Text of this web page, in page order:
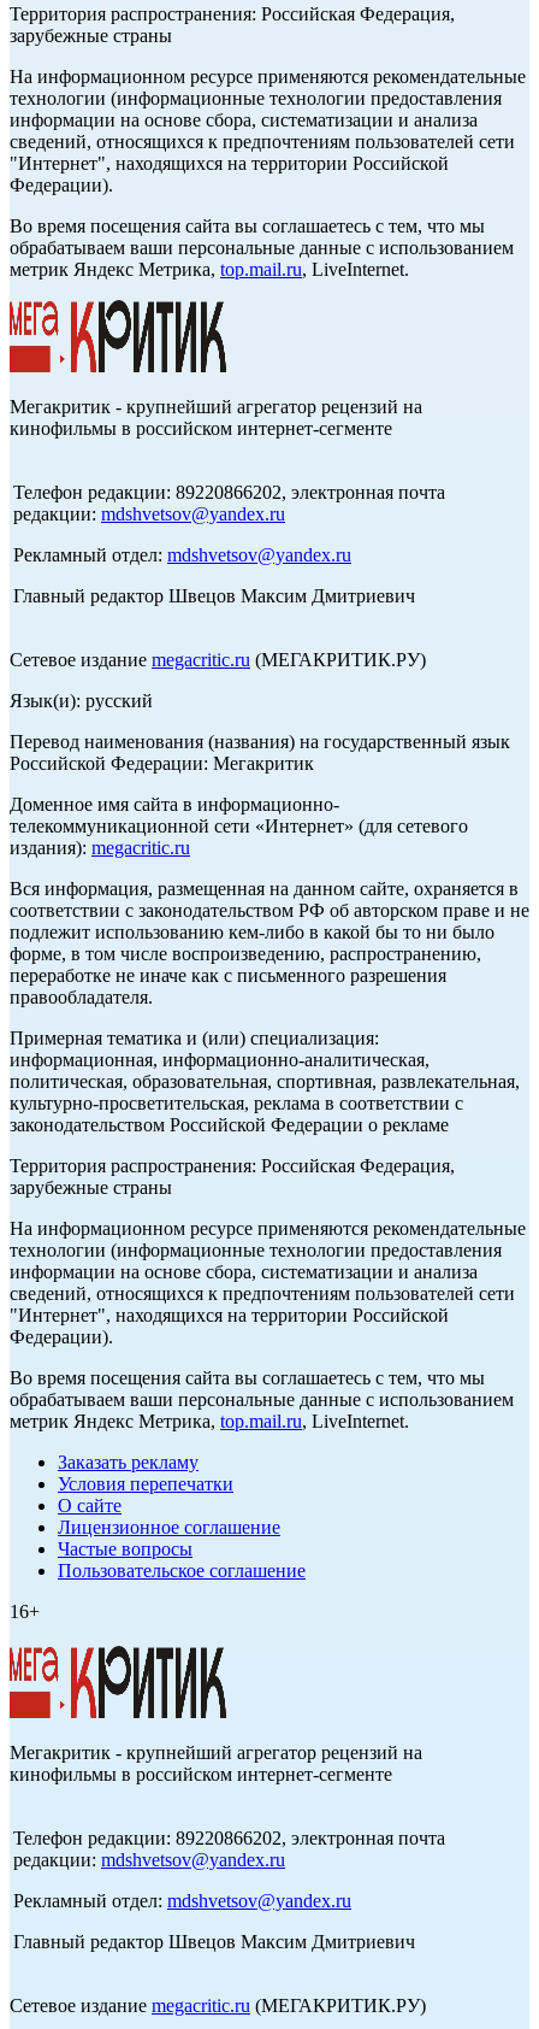
Территория распространения: Российская Федерация,
зарубежные страны
На информационном ресурсе применяются рекомендательные
технологии (информационные технологии предоставления
информации на основе сбора, систематизации и анализа
сведений, относящихся к предпочтениям пользователей сети
"Интернет", находящихся на территории Российской
Федерации).
Во время посещения сайта вы соглашаетесь с тем, что мы
обрабатываем ваши персональные данные с использованием
метрик Яндекс Метрика, top.mail.ru, LiveInternet.
Мегакритик - крупнейший агрегатор рецензий на
кинофильмы в российском интернет-сегменте
Телефон редакции: 89220866202, электронная почта
редакции: mdshvetsov@yandex.ru
Рекламный отдел: mdshvetsov@yandex.ru
Главный редактор Швецов Максим Дмитриевич
Сетевое издание megacritic.ru (МЕГАКРИТИК.РУ)
Язык(и): русский
Перевод наименования (названия) на государственный язык
Российской Федерации: Мегакритик
Доменное имя сайта в информационно-
телекоммуникационной сети «Интернет» (для сетевого
издания): megacritic.ru
Вся информация, размещенная на данном сайте, охраняется в
соответствии с законодательством РФ об авторском праве и не
подлежит использованию кем-либо в какой бы то ни было
форме, в том числе воспроизведению, распространению,
переработке не иначе как с письменного разрешения
правообладателя.
Примерная тематика и (или) специализация:
информационная, информационно-аналитическая,
политическая, образовательная, спортивная, развлекательная,
культурно-просветительская, реклама в соответствии с
законодательством Российской Федерации о рекламе
Территория распространения: Российская Федерация,
зарубежные страны
На информационном ресурсе применяются рекомендательные
технологии (информационные технологии предоставления
информации на основе сбора, систематизации и анализа
сведений, относящихся к предпочтениям пользователей сети
"Интернет", находящихся на территории Российской
Федерации).
Во время посещения сайта вы соглашаетесь с тем, что мы
обрабатываем ваши персональные данные с использованием
метрик Яндекс Метрика, top.mail.ru, LiveInternet.
Заказать рекламу
Условия перепечатки
О сайте
Лицензионное соглашение
Частые вопросы
Пользовательское соглашение
16+
Мегакритик - крупнейший агрегатор рецензий на
кинофильмы в российском интернет-сегменте
Телефон редакции: 89220866202, электронная почта
редакции: mdshvetsov@yandex.ru
Рекламный отдел: mdshvetsov@yandex.ru
Главный редактор Швецов Максим Дмитриевич
Сетевое издание megacritic.ru (МЕГАКРИТИК.РУ)